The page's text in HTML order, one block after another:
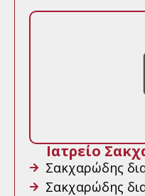
Ιατρείο
Σακχαρώδης
Σακχαρώδης